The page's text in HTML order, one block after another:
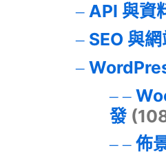
API 與資
SEO 與
發
佈